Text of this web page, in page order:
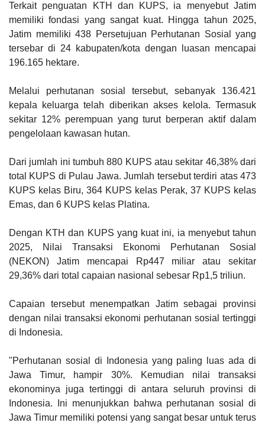
Terkait penguatan KTH dan KUPS, ia menyebut Jatim
memiliki fondasi yang sangat kuat. Hingga tahun 2025,
Jatim memiliki 438 Persetujuan Perhutanan Sosial yang
tersebar di 24 kabupaten/kota dengan luasan mencapai
196.165 hektare.
Melalui perhutanan sosial tersebut, sebanyak 136.421
kepala keluarga telah diberikan akses kelola. Termasuk
sekitar 12% perempuan yang turut berperan aktif dalam
pengelolaan kawasan hutan.
Dari jumlah ini tumbuh 880 KUPS atau sekitar 46,38% dari
total KUPS di Pulau Jawa. Jumlah tersebut terdiri atas 473
KUPS kelas Biru, 364 KUPS kelas Perak, 37 KUPS kelas
Emas, dan 6 KUPS kelas Platina.
Dengan KTH dan KUPS yang kuat ini, ia menyebut tahun
2025, Nilai Transaksi Ekonomi Perhutanan Sosial
(NEKON) Jatim mencapai Rp447 miliar atau sekitar
29,36% dari total capaian nasional sebesar Rp1,5 triliun.
Capaian tersebut menempatkan Jatim sebagai provinsi
dengan nilai transaksi ekonomi perhutanan sosial tertinggi
di Indonesia.
"Perhutanan sosial di Indonesia yang paling luas ada di
Jawa Timur, hampir 30%. Kemudian nilai transaksi
ekonominya juga tertinggi di antara seluruh provinsi di
Indonesia. Ini menunjukkan bahwa perhutanan sosial di
Jawa Timur memiliki potensi yang sangat besar untuk terus